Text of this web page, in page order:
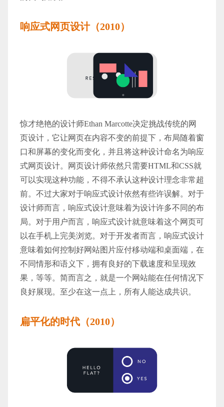
响应式网页设计（2010）
惊才绝艳的设计师Ethan Marcotte决定挑战传统的网
页设计，它让网页在内容不变的前提下，布局随着窗
口和屏幕的变化而变化，并且将这种设计命名为响应
式网页设计。网页设计师依然只需要HTML和CSS就
可以实现这种功能，不得不承认这种设计理念非常超
前。不过大家对于响应式设计依然有些许误解。对于
设计师而言，响应式设计意味着为设计许多不同的布
局。对于用户而言，响应式设计就意味着这个网页可
以在手机上完美浏览。对于开发者而言，响应式设计
意味着如何控制好网站图片应付移动端和桌面端，在
不同情形和语义下，拥有良好的下载速度和呈现效
果，等等。简而言之，就是一个网站能在任何情况下
良好展现。至少在这一点上，所有人能达成共识。
扁平化的时代（2010）